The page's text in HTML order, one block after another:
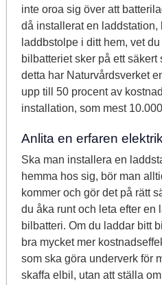
inte oroa sig över att
då installerat en laddstation,
laddbstolpe i ditt hem, vet
bilbatteriet sker på ett säkert
detta har Naturvårdsverket
upp till 50 procent av
installation, som mest
Anlita en erfaren
Ska man installera en
hemma hos sig, bör man
kommer och gör det på rätt
du åka runt och leta efter en
bilbatteri. Om du laddar bitt
bra mycket mer
som ska göra underverk för
skaffa elbil, utan att ställa